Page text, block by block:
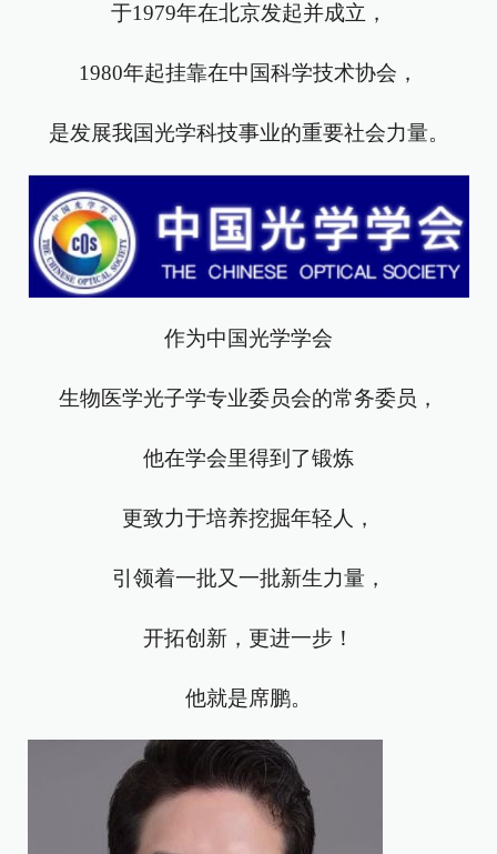
于1979年在北京发起并成立，
1980年起挂靠在中国科学技术协会，
是发展我国光学科技事业的重要社会力量。
作为中国光学学会
生物医学光子学专业委员会的常务委员，
他在学会里得到了锻炼
更致力于培养挖掘年轻人，
引领着一批又一批新生力量，
开拓创新，更进一步！
他就是席鹏。